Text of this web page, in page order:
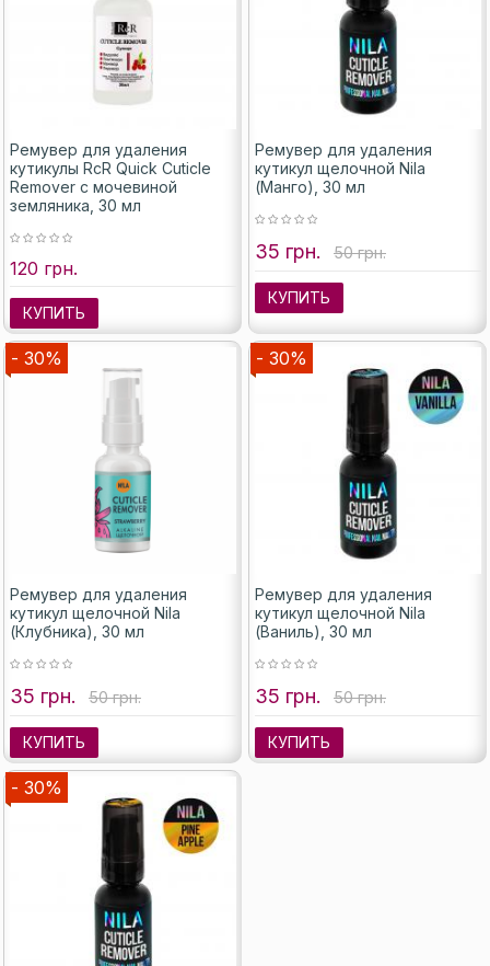
Ремувер для удаления
кутикулы RcR Quick Cuticle
Remover с мочевиной
земляника, 30 мл
120 грн.
КУПИТЬ
Ремувер для удаления
кутикул щелочной Nila
(Манго), 30 мл
35 грн. 50 грн.
КУПИТЬ
- 30%
Ремувер для удаления
кутикул щелочной Nila
(Клубника), 30 мл
35 грн. 50 грн.
КУПИТЬ
- 30%
Ремувер для удаления
кутикул щелочной Nila
(Ваниль), 30 мл
35 грн. 50 грн.
КУПИТЬ
- 30%